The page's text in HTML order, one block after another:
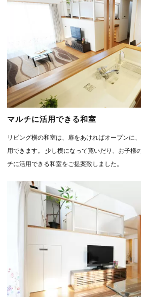
マルチに活用できる和室
リビング横の和室は、扉をあければオープンに
用できます。 少し横になって寛いだり、お子様
チに活用できる和室をご提案致しました。